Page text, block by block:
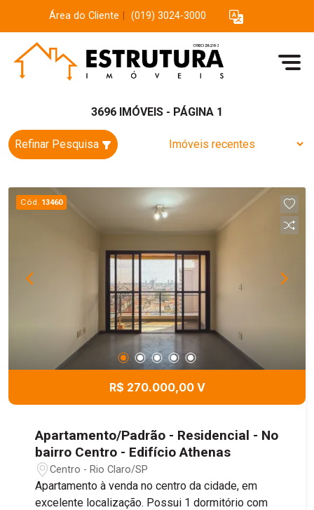
Área do Cliente (019) 3024-3000
3696 IMÓVEIS - PÁGINA 1
Refinar Pesquisa
Cód. 13460
R$ 270.000,00 V
Apartamento/Padrão - Residencial - No
bairro Centro - Edifício Athenas
Centro - Rio Claro/SP
Apartamento à venda no centro da cidade, em
excelente localização. Possui 1 dormitório com